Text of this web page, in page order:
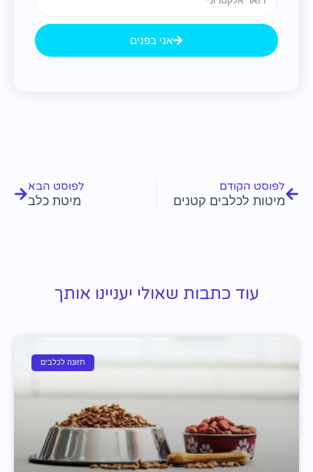
אני בפנים
לפוסט הקודם
מיטות לכלבים קטנים
לפוסט הבא
מיטת כלב
עוד כתבות שאולי יעניינו אותך
תזונה לכלבים